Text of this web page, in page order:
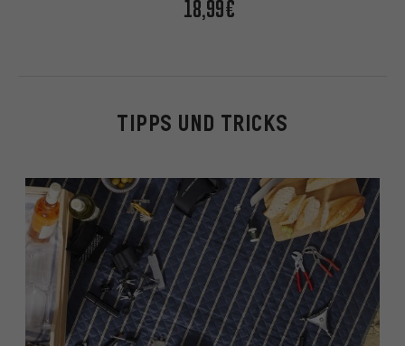
18,99€
TIPPS UND TRICKS